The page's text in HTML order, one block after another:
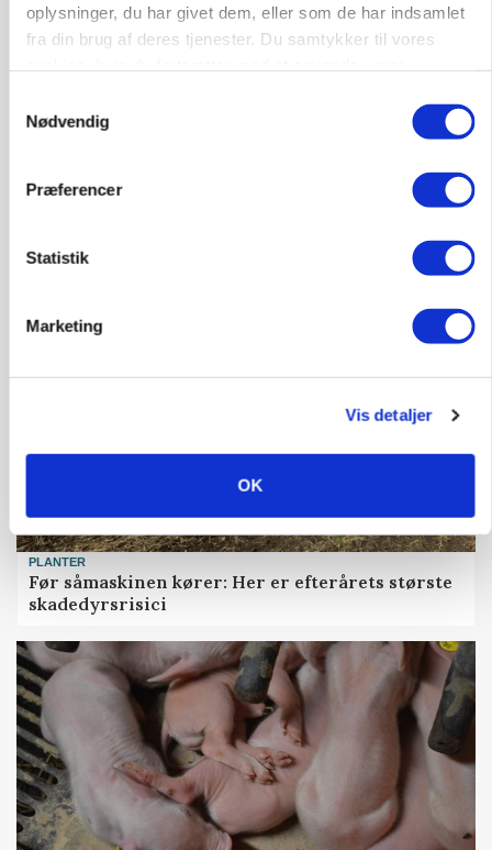
oplysninger, du har givet dem, eller som de har indsamlet
fra din brug af deres tjenester. Du samtykker til vores
Nødvendig
Præferencer
Statistik
Marketing
Vis detaljer
OK
»Nu stopper I«: Landbrugsdebattør og
protestgruppe vil demonstrere mod ny
Snart kan man søge tilskud til naturprojekter
PLANTER
Før såmaskinen kører: Her er efterårets største
skadedyrsrisici